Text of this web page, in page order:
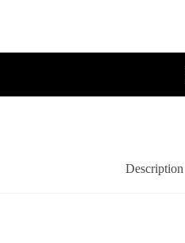
Description